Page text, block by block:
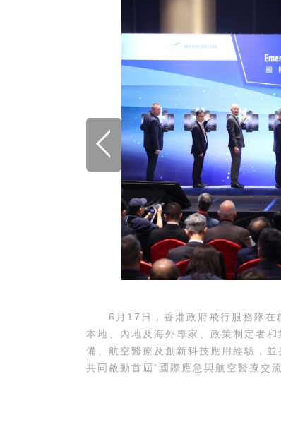
6月17日，香港政府飛行服務隊在啟
本地、內地及海外專家、政策制定者
備、航空醫療及創新科技應用經驗，
共同啟動首屆“國際應急與航空醫療交